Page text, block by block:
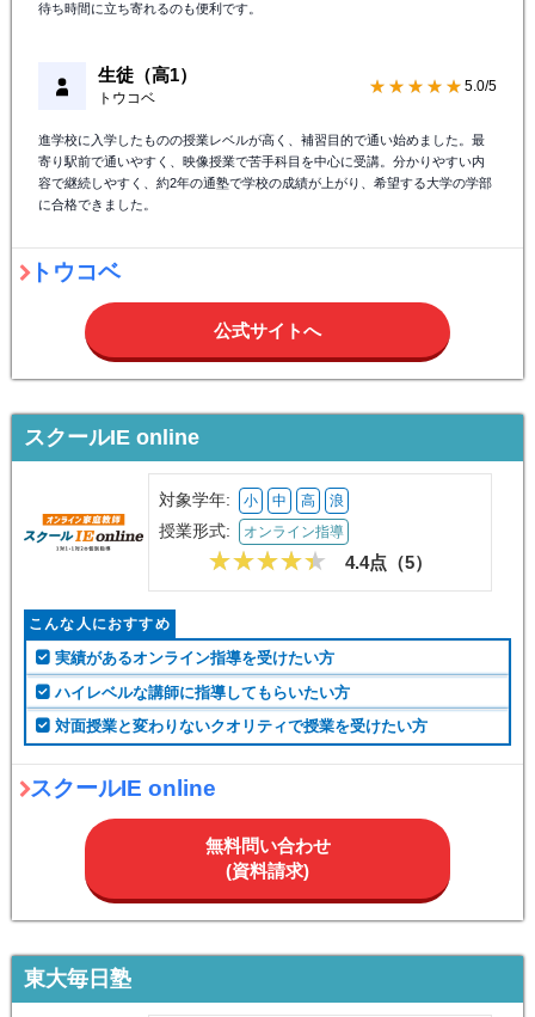
待ち時間に立ち寄れるのも便利です。
生徒（高1）
トウコベ
★★★★★ 5.0/5
進学校に入学したものの授業レベルが高く、補習目的で通い始めました。最
寄り駅前で通いやすく、映像授業で苦手科目を中心に受講。分かりやすい内
容で継続しやすく、約2年の通塾で学校の成績が上がり、希望する大学の学部
に合格できました。
トウコベ
公式サイトへ
スクールIE online
対象学年: 小 中 高 浪
授業形式: オンライン指導
4.4点（5）
こんな人におすすめ
実績があるオンライン指導を受けたい方
ハイレベルな講師に指導してもらいたい方
対面授業と変わりないクオリティで授業を受けたい方
スクールIE online
無料問い合わせ
(資料請求)
東大毎日塾